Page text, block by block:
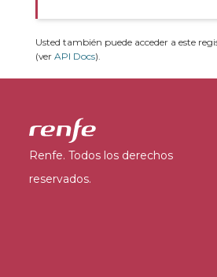
Usted también puede acceder a este
(ver API Docs).
Renfe. Todos los derechos
reservados.